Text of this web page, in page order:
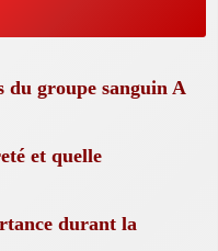
du groupe sanguin A
et quelle
durant la